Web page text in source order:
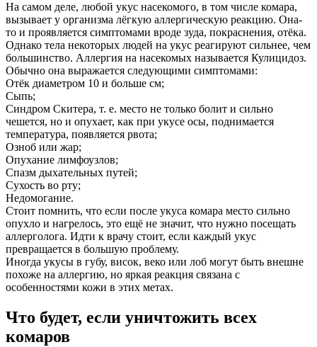
На самом деле, любой укус насекомого, в том числе комара,
вызывает у организма лёгкую аллергическую реакцию. Она-
то и проявляется симптомами вроде зуда, покраснения, отёка.
Однако тела некоторых людей на укус реагируют сильнее, чем
большинство. Аллергия на насекомых называется Кулицидоз.
Обычно она выражается следующими симптомами:
Отёк диаметром 10 и больше см;
Сыпь;
Синдром Скитера, т. е. место не только болит и сильно
чешется, но и опухает, как при укусе осы, поднимается
температура, появляется рвота;
Озноб или жар;
Опухание лимфоузлов;
Спазм дыхательных путей;
Сухость во рту;
Недомогание.
Стоит помнить, что если после укуса комара место сильно
опухло и нагрелось, это ещё не значит, что нужно посещать
аллерголога. Идти к врачу стоит, если каждый укус
превращается в большую проблему.
Иногда укусы в губу, висок, веко или лоб могут быть внешне
похоже на аллергию, но яркая реакция связана с
особенностями кожи в этих метах.
Что будет, если уничтожить всех
комаров